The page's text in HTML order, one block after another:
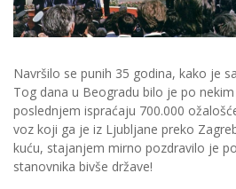
Navršilo se punih 35 godina, kako je
Tog dana u Beogradu bilo je po
poslednjem ispraćaju 700.000
voz koji ga je iz Ljubljane preko
kuću, stajanjem mirno pozdravilo je
stanovnika bivše države!